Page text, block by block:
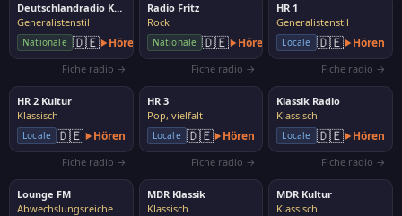
Deutschlandradio Kultur
Generalistenstil
Nationale 🇩🇪 Hören
Fiche radio →
Radio Fritz
Rock
Nationale 🇩🇪 Hören
Fiche radio →
HR 1
Generalistenstil
Locale 🇩🇪 Hören
Fiche radio →
HR 2 Kultur
Klassisch
Locale 🇩🇪 Hören
Fiche radio →
HR 3
Pop, vielfalt
Locale 🇩🇪 Hören
Fiche radio →
Klassik Radio
Klassisch
Locale 🇩🇪 Hören
Fiche radio →
Lounge FM
Abwechslungsreiche Musik
MDR Klassik
Klassisch
MDR Kultur
Klassisch